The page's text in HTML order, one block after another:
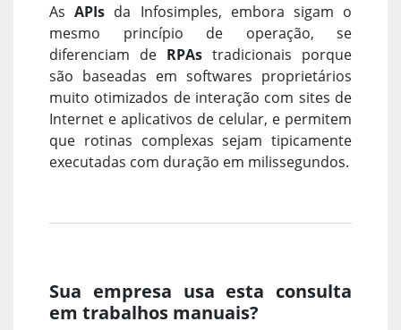
AsAPIs da Infosimples, embora sigam o
mesmo princípio de operação, se
diferenciam de RPAs tradicionais porque
são baseadas em softwares proprietários
muito otimizados de interação com sites de
Internet e aplicativos de celular, e permitem
que rotinas complexas sejam tipicamente
executadas com duração em milissegundos.
Sua empresa usa esta consulta
em trabalhos manuais?